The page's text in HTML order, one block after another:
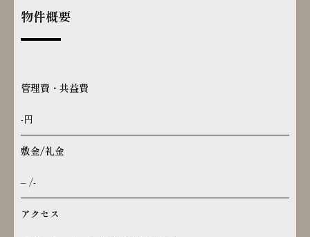
物件概要
管理費・共益費
-円
敷金/礼金
– /-
アクセス